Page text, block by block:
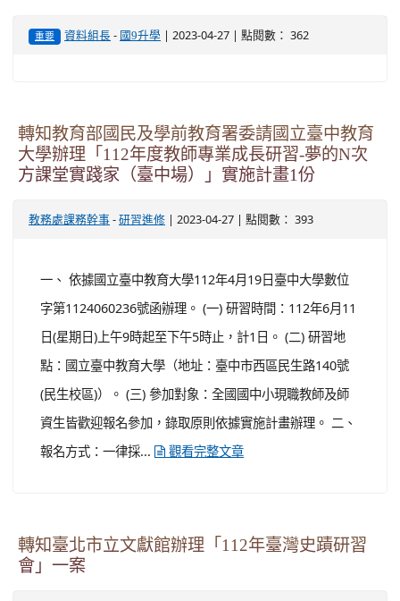
重要 資料組長 - 國9升學 | 2023-04-27 | 點閱數： 362
轉知教育部國民及學前教育署委請國立臺中教育
大學辦理「112年度教師專業成長研習-夢的N次
方課堂實踐家（臺中場）」實施計畫1份
教務處課務幹事 - 研習進修 | 2023-04-27 | 點閱數： 393
一、 依據國立臺中教育大學112年4月19日臺中大學數位
字第1124060236號函辦理。 (一) 研習時間：112年6月11
日(星期日)上午9時起至下午5時止，計1日。 (二) 研習地
點：國立臺中教育大學（地址：臺中市西區民生路140號
(民生校區)）。 (三) 參加對象：全國國中小現職教師及師
資生皆歡迎報名參加，錄取原則依據實施計畫辦理。 二、
報名方式：一律採...
觀看完整文章
轉知臺北市立文獻館辦理「112年臺灣史蹟研習
會」一案